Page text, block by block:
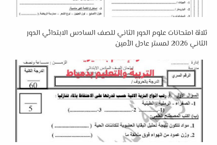
ثلاثة امتحانات علوم الدور الثاني للصف السادس الابتدائي الدور
الثاني 2026 لمستر عادل الأمين